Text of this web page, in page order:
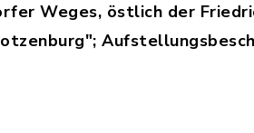
Weges, östlich der